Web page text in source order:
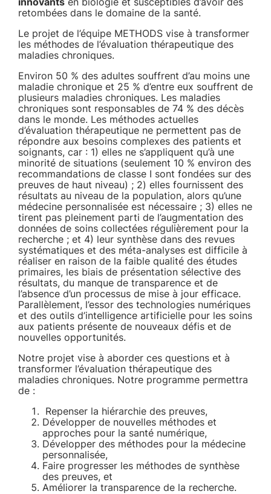
retombées dans le domaine de la santé.
Le projet de l’équipe METHODS vise à transformer
les méthodes de l’évaluation thérapeutique des
maladies chroniques.
Environ 50 % des adultes souffrent d’au moins une
maladie chronique et 25 % d’entre eux souffrent de
plusieurs maladies chroniques. Les maladies
chroniques sont responsables de 74 % des décès
dans le monde. Les méthodes actuelles
d’évaluation thérapeutique ne permettent pas de
répondre aux besoins complexes des patients et
soignants, car : 1) elles ne s’appliquent qu’à une
minorité de situations (seulement 10 % environ des
recommandations de classe I sont fondées sur des
preuves de haut niveau) ; 2) elles fournissent des
résultats au niveau de la population, alors qu’une
médecine personnalisée est nécessaire ; 3) elles ne
tirent pas pleinement parti de l’augmentation des
données de soins collectées régulièrement pour la
recherche ; et 4) leur synthèse dans des revues
systématiques et des méta-analyses est difficile à
réaliser en raison de la faible qualité des études
primaires, les biais de présentation sélective des
résultats, du manque de transparence et de
l’absence d’un processus de mise à jour efficace.
Parallèlement, l’essor des technologies numériques
et des outils d’intelligence artificielle pour les soins
aux patients présente de nouveaux défis et de
nouvelles opportunités.
Notre projet vise à aborder ces questions et à
transformer l’évaluation thérapeutique des
maladies chroniques. Notre programme permettra
de :
Repenser la hiérarchie des preuves,
Développer de nouvelles méthodes et
approches pour la santé numérique,
Développer des méthodes pour la médecine
personnalisée,
Faire progresser les méthodes de synthèse
des preuves, et
Améliorer la transparence de la recherche.